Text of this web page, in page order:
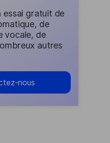
essai gratuit de
de
vocale, de
autres
nous